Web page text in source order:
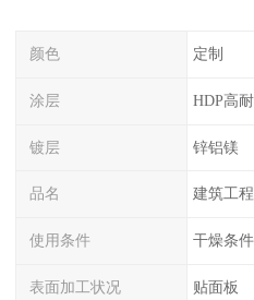
颜色 定制
涂层 HDP高
镀层 锌铝镁
品名 建筑工
使用条件 干燥条件
表面加工状况 贴面板